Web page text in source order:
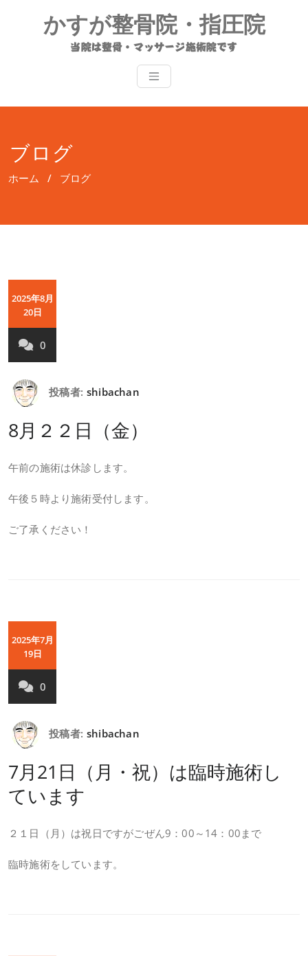
ス
かすが整骨院・指圧院
当院は整骨・マッサージ施術院です
ブログ
ホーム / ブログ
2025年8月
20日
0
投稿者: shibachan
8月２２日（金）
午前の施術は休診します。
午後５時より施術受付します。
ご了承ください！
2025年7月
19日
0
投稿者: shibachan
7月21日（月・祝）は臨時施術し
ています
２１日（月）は祝日ですがごぜん9：00～14：00まで
臨時施術をしています。